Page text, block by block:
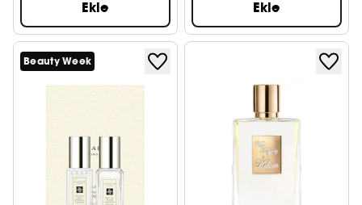
Ekle Ekle
Beauty Week